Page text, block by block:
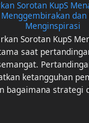
Sorotan KupS
Menginspirasi
Sorotan KupS
saat
ketangguhan
bagaimana strategi